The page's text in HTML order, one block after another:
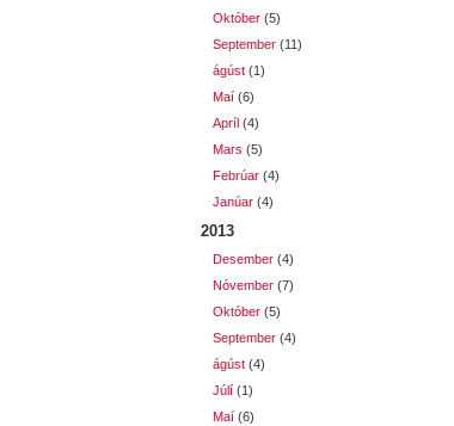
Október (5)
September (11)
ágúst (1)
Maí (6)
Apríl (4)
Mars (5)
Febrúar (4)
Janúar (4)
2013
Desember (4)
Nóvember (7)
Október (5)
September (4)
ágúst (4)
Júlí (1)
Maí (6)